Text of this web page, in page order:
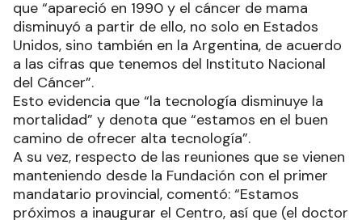
que “apareció en 1990 y el cáncer de mama
disminuyó a partir de ello, no solo en Estados
Unidos, sino también en la Argentina, de acuerdo
a las cifras que tenemos del Instituto Nacional
del Cáncer”.
Esto evidencia que “la tecnología disminuye la
mortalidad” y denota que “estamos en el buen
camino de ofrecer alta tecnología”.
A su vez, respecto de las reuniones que se vienen
manteniendo desde la Fundación con el primer
mandatario provincial, comentó: “Estamos
próximos a inaugurar el Centro, así que (el doctor